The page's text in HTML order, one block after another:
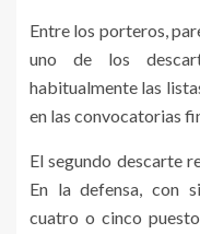
Entre los porteros,
uno de los
habitualmente las
en las convocatorias
El segundo descarte
En la defensa, con
cuatro o cinco